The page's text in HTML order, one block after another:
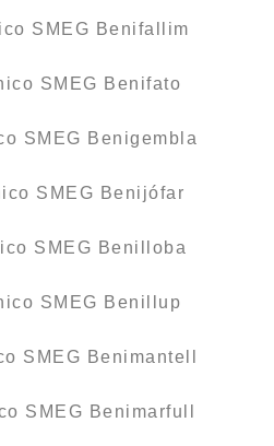
SMEG Benifallim
SMEG Benifato
SMEG Benigembla
SMEG Benijófar
SMEG Benilloba
SMEG Benillup
SMEG Benimantell
SMEG Benimarfull